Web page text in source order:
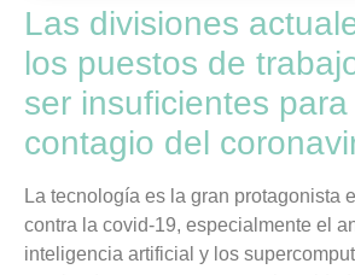
Las divisiones
los puestos de
ser insuficientes
contagio del
La tecnología es la gran protagonista
contra la covid-19, especialmente el
inteligencia artificial y los